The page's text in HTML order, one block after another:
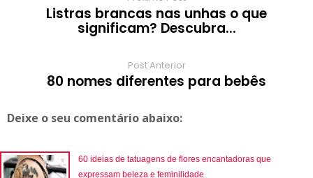
Listras brancas nas unhas o que
significam? Descubra...
Post Anterior
80 nomes diferentes para bebês
Deixe o seu comentário abaixo:
60 ideias de tatuagens de flores encantadoras que
expressam beleza e feminilidade